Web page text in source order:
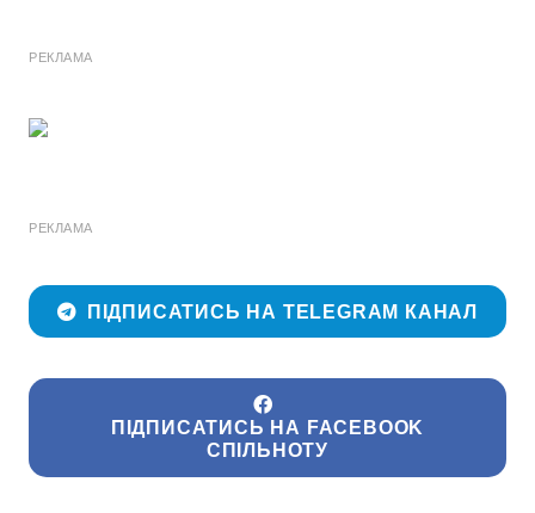
РЕКЛАМА
РЕКЛАМА
ПІДПИСАТИСЬ НА TELEGRAM КАНАЛ
ПІДПИСАТИСЬ НА FACEBOOK
СПІЛЬНОТУ